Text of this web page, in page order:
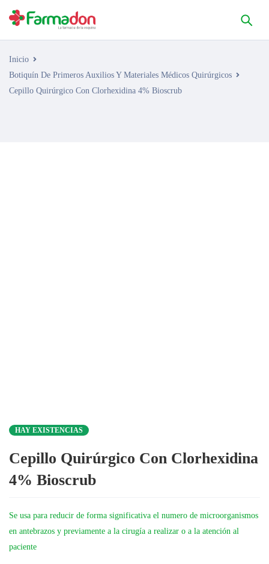
Inicio
Botiquín De Primeros Auxilios Y Materiales Médicos Quirúrgicos
Cepillo Quirúrgico Con Clorhexidina 4% Bioscrub
HAY EXISTENCIAS
Cepillo Quirúrgico Con Clorhexidina
4% Bioscrub
Se usa para reducir de forma significativa el numero de microorganismos
en antebrazos y previamente a la cirugía a realizar o a la atención al
paciente